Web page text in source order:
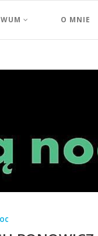
O MNIE